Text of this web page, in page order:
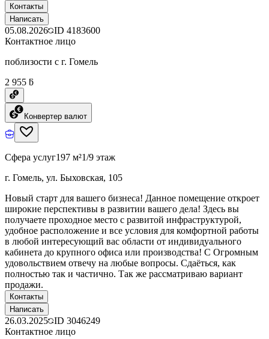
Контакты
Написать
05.08.2026 ID 4183600
Контактное лицо
поблизости с г. Гомель
2 955 ƃ
Конвертер валют
Сфера услуг197 м²1/9 этаж
г. Гомель, ул. Быховская, 105
Новый старт для вашего бизнеса! Данное помещение откроет
широкие перспективы в развитии вашего дела! Здесь вы
получаете проходное место с развитой инфраструктурой,
удобное расположение и все условия для комфортной работы
в любой интересующий вас области от индивидуального
кабинета до крупного офиса или производства! С Огромным
удовольствием отвечу на любые вопросы. Сдаёться, как
полностью так и частично. Так же рассматриваю вариант
продажи.
Контакты
Написать
26.03.2025 ID 3046249
Контактное лицо